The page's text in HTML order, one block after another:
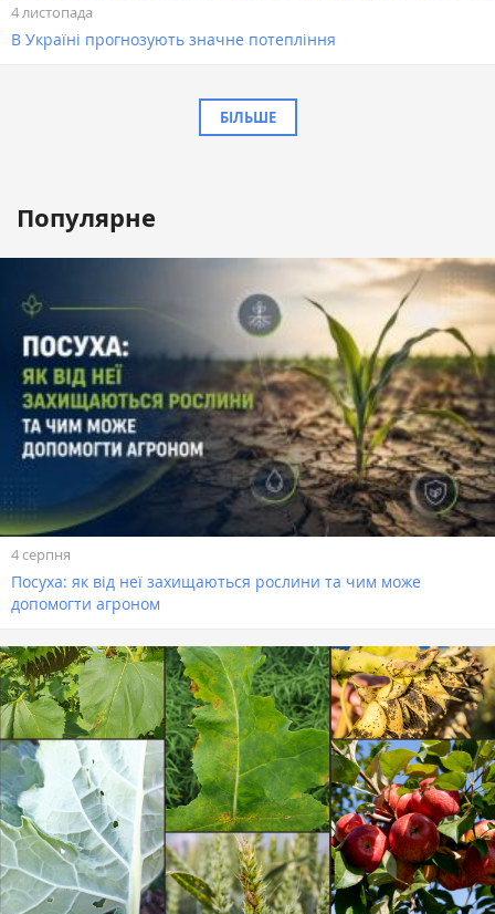
4 листопада
В Україні прогнозують значне потепління
БІЛЬШЕ
Популярне
4 серпня
Посуха: як від неї захищаються рослини та чим може
допомогти агроном